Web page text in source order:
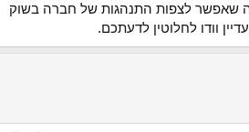
שאפשר לצפות התנהגות של חברה בשוק
וודו לחלוטין לדעתכם.